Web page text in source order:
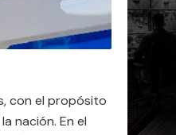
con el propósito
nación. En el